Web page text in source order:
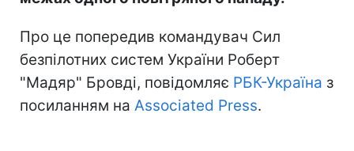
Про це попередив командувач Сил
безпілотних систем України Роберт
"Мадяр" Бровді, повідомляє РБК-Україна з
посиланням на Associated Press.